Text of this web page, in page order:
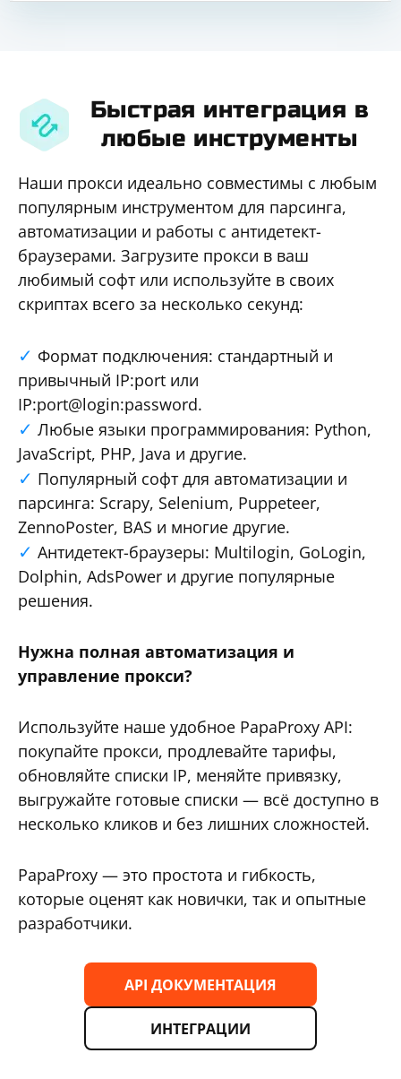
Быстрая интеграция в
любые инструменты
Наши прокси идеально совместимы с любым
популярным инструментом для парсинга,
автоматизации и работы с антидетект-
браузерами. Загрузите прокси в ваш
любимый софт или используйте в своих
скриптах всего за несколько секунд:
Формат подключения: стандартный и
привычный IP:port или
IP:port@login:password.
Любые языки программирования: Python,
JavaScript, PHP, Java и другие.
Популярный софт для автоматизации и
парсинга: Scrapy, Selenium, Puppeteer,
ZennoPoster, BAS и многие другие.
Антидетект-браузеры: Multilogin, GoLogin,
Dolphin, AdsPower и другие популярные
решения.
Нужна полная автоматизация и
управление прокси?
Используйте наше удобное PapaProxy API:
покупайте прокси, продлевайте тарифы,
обновляйте списки IP, меняйте привязку,
выгружайте готовые списки — всё доступно в
несколько кликов и без лишних сложностей.
PapaProxy — это простота и гибкость,
которые оценят как новички, так и опытные
разработчики.
API ДОКУМЕНТАЦИЯ
ИНТЕГРАЦИИ